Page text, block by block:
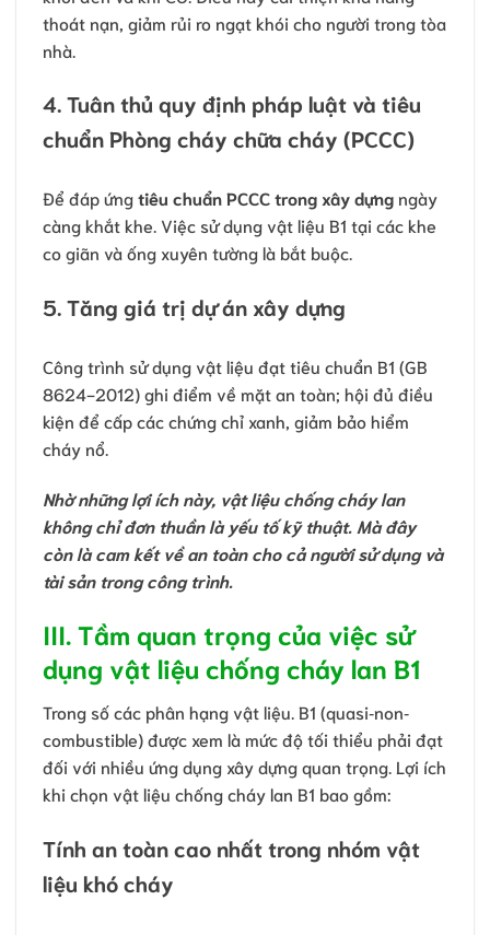
thoát nạn, giảm rủi ro ngạt khói cho người trong tòa
nhà.
4. Tuân thủ quy định pháp luật và tiêu
chuẩn Phòng cháy chữa cháy (PCCC)
Để đáp ứngtiêu chuẩn PCCC trong xây dựng ngày
càng khắt khe. Việc sử dụng vật liệu B1 tại các khe
co giãn và ống xuyên tường là bắt buộc.
5. Tăng giá trị dự án xây dựng
Công trình sử dụng vật liệu đạt tiêu chuẩn B1 (GB
8624-2012) ghi điểm về mặt an toàn; hội đủ điều
kiện để cấp các chứng chỉ xanh, giảm bảo hiểm
cháy nổ.
Nhờ những lợi ích này, vật liệu chống cháy lan
không chỉ đơn thuần là yếu tố kỹ thuật. Mà đây
còn là cam kết về an toàn cho cả người sử dụng và
tài sản trong công trình.
III. Tầm quan trọng của việc sử
dụng vật liệu chống cháy lan B1
Trong số các phân hạng vật liệu. B1 (quasi‐non‐
combustible) được xem là mức độ tối thiểu phải đạt
đối với nhiều ứng dụng xây dựng quan trọng. Lợi ích
khi chọn vật liệu chống cháy lan B1 bao gồm:
Tính an toàn cao nhất trong nhóm vật
liệu khó cháy